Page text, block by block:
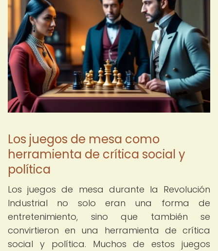
Los juegos de mesa como
herramienta de crítica social y
política
Los juegos de mesa durante la Revolución
Industrial no solo eran una forma de
entretenimiento, sino que también se
convirtieron en una herramienta de crítica
social y política. Muchos de estos juegos